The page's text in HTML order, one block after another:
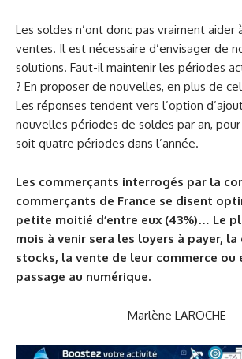
Les soldes n’ont donc pas vraiment aider
ventes. Il est nécessaire d’envisager de
solutions. Faut-il maintenir les périodes
? En proposer de nouvelles, en plus de
Les réponses tendent vers l’option
nouvelles périodes de soldes par an,
soit quatre périodes dans l’année.
Les commerçants interrogés par la
commerçants de France se disent
petite moitié d’entre eux (43%)… Le
mois à venir sera les loyers à payer,
stocks, la vente de leur commerce ou
passage au numérique.
Marlène LAROCHE